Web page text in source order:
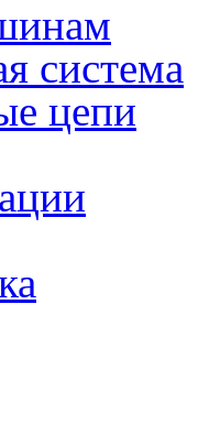
система
цепи